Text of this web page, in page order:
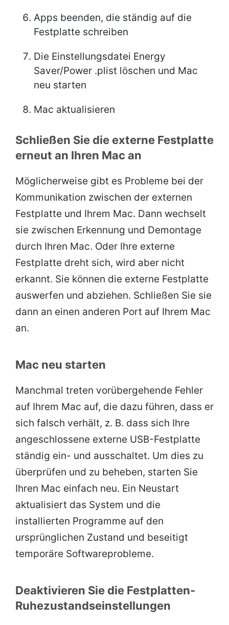
Apps beenden, die ständig auf die
Festplatte schreiben
Die Einstellungsdatei Energy
Saver/Power .plist löschen und Mac
neu starten
Mac aktualisieren
Schließen Sie die externe Festplatte
erneut an Ihren Mac an
Möglicherweise gibt es Probleme bei der
Kommunikation zwischen der externen
Festplatte und Ihrem Mac. Dann wechselt
sie zwischen Erkennung und Demontage
durch Ihren Mac. Oder Ihre externe
Festplatte dreht sich, wird aber nicht
erkannt. Sie können die externe Festplatte
auswerfen und abziehen. Schließen Sie sie
dann an einen anderen Port auf Ihrem Mac
an.
Mac neu starten
Manchmal treten vorübergehende Fehler
auf Ihrem Mac auf, die dazu führen, dass er
sich falsch verhält, z. B. dass sich Ihre
angeschlossene externe USB-Festplatte
ständig ein- und ausschaltet. Um dies zu
überprüfen und zu beheben, starten Sie
Ihren Mac einfach neu. Ein Neustart
aktualisiert das System und die
installierten Programme auf den
ursprünglichen Zustand und beseitigt
temporäre Softwareprobleme.
Deaktivieren Sie die Festplatten-
Ruhezustandseinstellungen